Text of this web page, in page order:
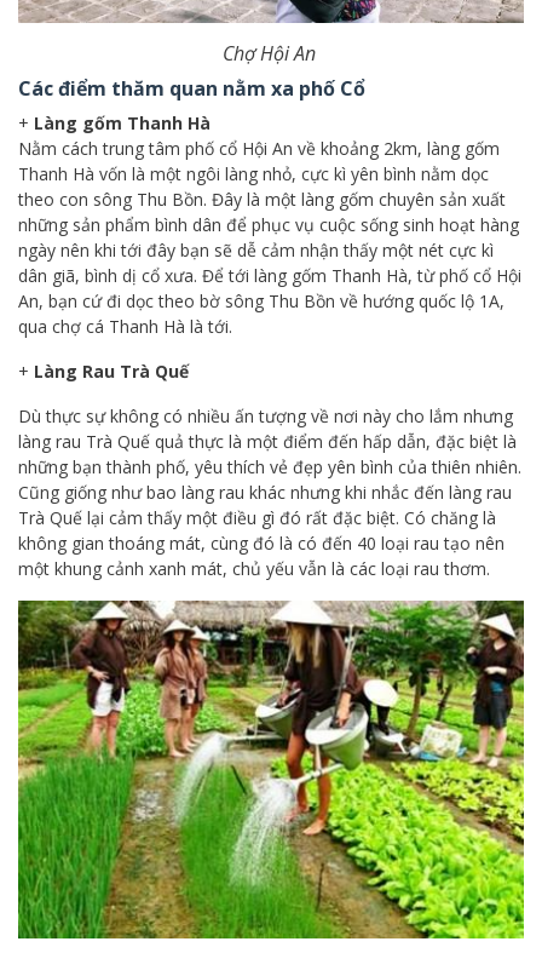
Chợ Hội An
Các điểm thăm quan nằm xa phố Cổ
+ Làng gốm Thanh Hà
Nằm cách trung tâm phố cổ Hội An về khoảng 2km, làng gốm
Thanh Hà vốn là một ngôi làng nhỏ, cực kì yên bình nằm dọc
theo con sông Thu Bồn. Đây là một làng gốm chuyên sản xuất
những sản phẩm bình dân để phục vụ cuộc sống sinh hoạt hàng
ngày nên khi tới đây bạn sẽ dễ cảm nhận thấy một nét cực kì
dân giã, bình dị cổ xưa. Để tới làng gốm Thanh Hà, từ phố cổ Hội
An, bạn cứ đi dọc theo bờ sông Thu Bồn về hướng quốc lộ 1A,
qua chợ cá Thanh Hà là tới.
+ Làng Rau Trà Quế
Dù thực sự không có nhiều ấn tượng về nơi này cho lắm nhưng
làng rau Trà Quế quả thực là một điểm đến hấp dẫn, đặc biệt là
những bạn thành phố, yêu thích vẻ đẹp yên bình của thiên nhiên.
Cũng giống như bao làng rau khác nhưng khi nhắc đến làng rau
Trà Quế lại cảm thấy một điều gì đó rất đặc biệt. Có chăng là
không gian thoáng mát, cùng đó là có đến 40 loại rau tạo nên
một khung cảnh xanh mát, chủ yếu vẫn là các loại rau thơm.